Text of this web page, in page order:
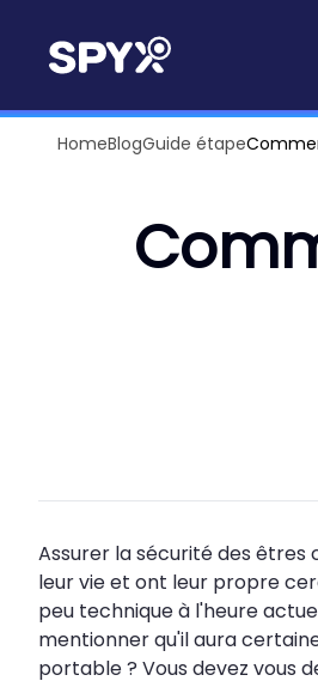
HomeBlogGuide étape
Assurer la sécurité des
leur vie et ont leur propre
peu technique à l'heure
mentionner qu'il aura
portable ? Vous devez vous